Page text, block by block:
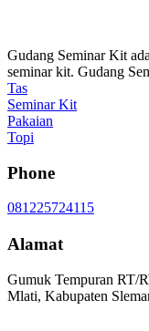
Gudang Seminar Kit
seminar kit. Gudang
Tas
Seminar Kit
Pakaian
Topi
Phone
081225724115
Alamat
Gumuk Tempuran RT/
Mlati, Kabupaten